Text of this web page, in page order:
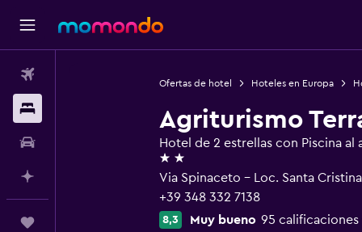
Ofertas de hotel Hoteles en Europa
Agriturismo
Hotel de 2 estrellas con Piscina al
2 estrellas
Via Spinaceto - Loc. Santa
+39 348 332 7138
8,3 Muy bueno 95 calificaciones